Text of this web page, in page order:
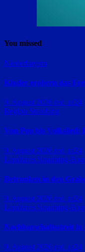
You missed
Niederbayern
Kinder erobern das
9. August 2026 red_ra24
Region Straubing
Von Pop bis Volkslied:
9. August 2026 red_ra24
Landkreis Straubing-
Betrunken in den
9. August 2026 red_ra24
Landkreis Straubing-
Nachbarschaftsstreit
9. August 2026 red_ra24